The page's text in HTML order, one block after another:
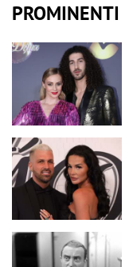
PROMINENTI